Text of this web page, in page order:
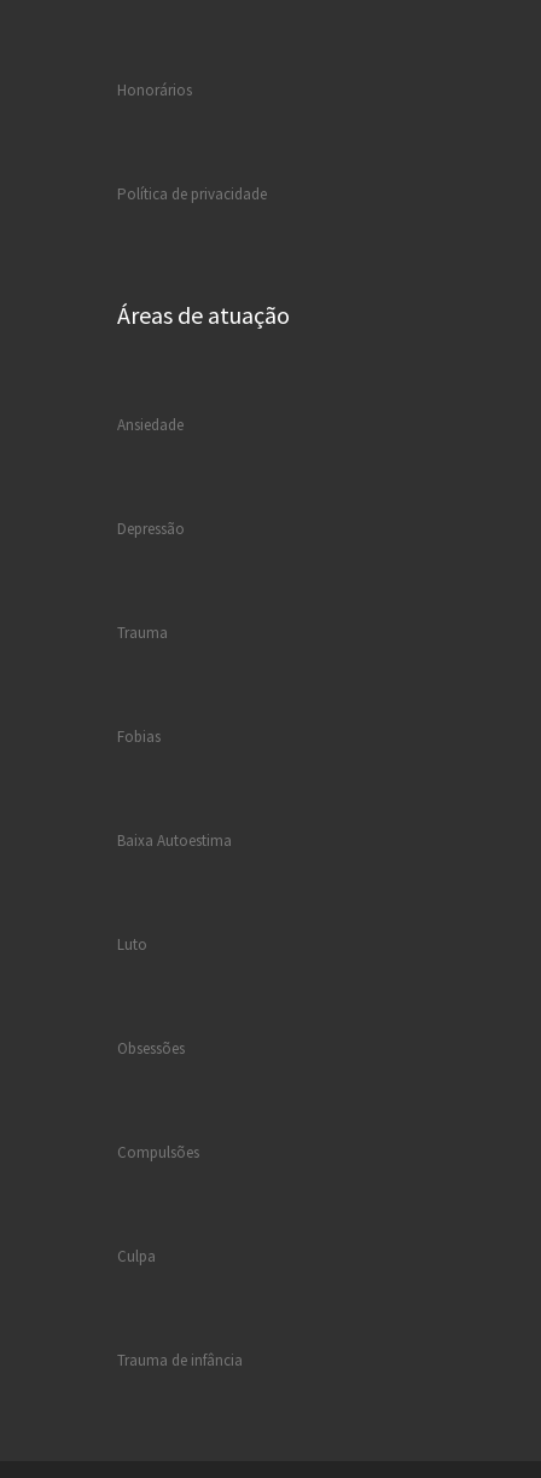
Honorários
Política de privacidade
Áreas de atuação
Ansiedade
Depressão
Trauma
Fobias
Baixa Autoestima
Luto
Obsessões
Compulsões
Culpa
Trauma de infância